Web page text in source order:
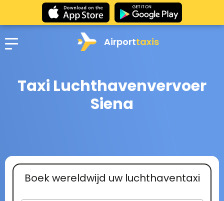
Airporttaxis
Taxi Luchthavenvervoer
Siena
Boek wereldwijd uw luchthaventaxi